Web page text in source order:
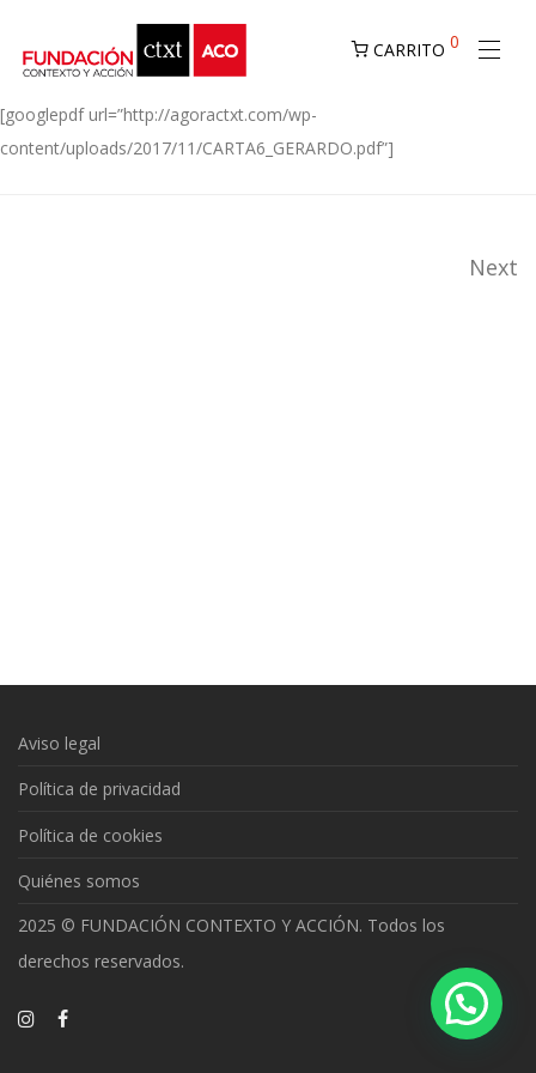
CARRITO 0
[googlepdf url=”http://agoractxt.com/wp-
content/uploads/2017/11/CARTA6_GERARDO.pdf”]
Next
Aviso legal
Política de privacidad
Política de cookies
Quiénes somos
2025 © FUNDACIÓN CONTEXTO Y ACCIÓN. Todos los
derechos reservados.